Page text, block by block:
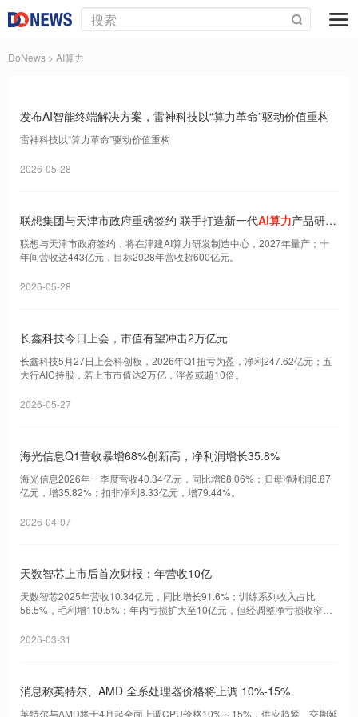
DoNews > AI算力
发布AI智能终端解决方案，雷神科技以“算力革命”驱动价值重构
雷神科技以“算力革命”驱动价值重构
2026-05-28
联想集团与天津市政府重磅签约 联手打造新一代AI算力产品研发
制造中心
联想与天津市政府签约，将在津建AI算力研发制造中心，2027年量产；十
年间营收达443亿元，目标2028年营收超600亿元。
2026-05-28
长鑫科技今日上会，市值有望冲击2万亿元
长鑫科技5月27日上会科创板，2026年Q1扭亏为盈，净利247.62亿元；五
大行AIC持股，若上市市值达2万亿，浮盈或超10倍。
2026-05-27
海光信息Q1营收暴增68%创新高，净利润增长35.8%
海光信息2026年一季度营收40.34亿元，同比增68.06%；归母净利润6.87
亿元，增35.82%；扣非净利8.33亿元，增79.44%。
2026-04-07
天数智芯上市后首次财报：年营收10亿
天数智芯2025年营收10.34亿元，同比增长91.6%；训练系列收入占比
56.5%，毛利增110.5%；年内亏损扩大至10亿元，但经调整净亏损收窄
2026-03-31
消息称英特尔、AMD 全系处理器价格将上调 10%-15%
英特尔与AMD将于4月起全面上调CPU价格10%～15%，供应趋紧、交期延